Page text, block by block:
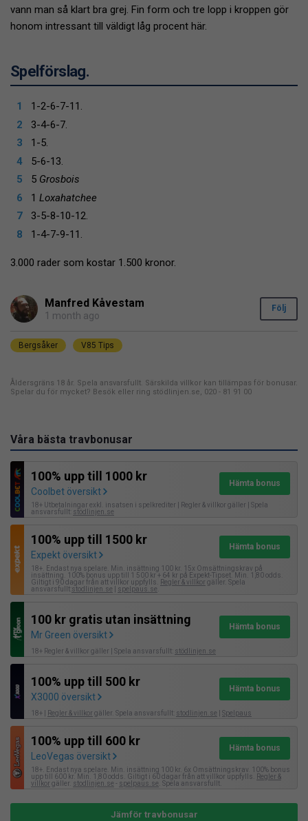
vann man så klart bra grej. Fin form och tre lopp i kroppen gör
honom intressant till väldigt låg procent här.
Spelförslag.
1-2-6-7-11.
3-4-6-7.
1-5.
5-6-13.
5 Grosbois
1 Loxahatchee
3-5-8-10-12.
1-4-7-9-11.
3.000 rader som kostar 1.500 kronor.
Manfred Kåvestam
1 month ago
Följ
Bergsåker V85 Tips
Åldersgräns 18 år. Spela ansvarsfullt. Särskilda villkor kan tillämpas för bonusar.
Spelar du för mycket? Besök eller ring stödlinjen.se, 020 - 81 91 00
Våra bästa travbonusar
100% upp till 1000 kr
Coolbet översikt
Hämta bonus
18+ Utbetalningar exkl. insatsen i spelkrediter | Regler & villkor gäller | Spela
ansvarsfullt: stödlinjen.se
100% upp till 1500 kr
Expekt översikt
Hämta bonus
18+. Endast nya spelare. Min. insättning 100 kr. 15x Omsättningskrav på
insättning. 100% bonus upp till 1 500 kr + 64 kr på Expekt-Tipset. Min. 1,80 odds.
Giltigt i 90 dagar från att villkor uppfylls.
Regler & villkor gäller. Spela
ansvarsfullt: stodlinjen.se spelpaus.se
100 kr gratis utan insättning
Mr Green översikt
Hämta bonus
18+ Regler & villkor gäller | Spela ansvarsfullt: stödlinjen.se
100% upp till 500 kr
X3000 översikt
Hämta bonus
18+ | Regler & villkor gäller. Spela ansvarsfullt: stodlinjen.se Spelpaus
100% upp till 600 kr
LeoVegas översikt
Hämta bonus
18+. Endast nya spelare. Min. insättning 100 kr. 6x Omsättningskrav. 100% bonus
upp till 600 kr. Min. 1,80 odds. Giltigt i 60 dagar från att villkor uppfylls.
Regler &
villkor gäller. stodlinjen.se - spelpaus.se . Spela ansvarsfullt.
Jämför travbonusar